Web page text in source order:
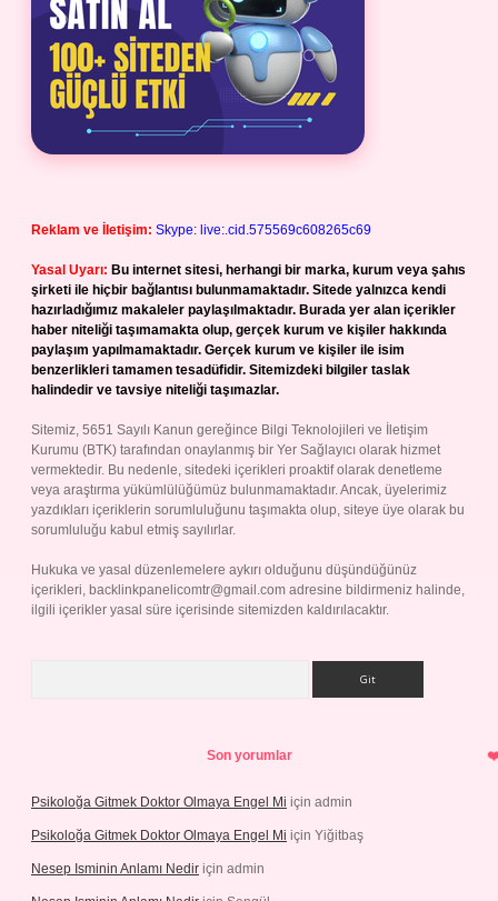
Reklam ve İletişim: Skype: live:.cid.575569c608265c69
Yasal Uyarı: Bu internet sitesi, herhangi bir marka, kurum veya şahıs
şirketi ile hiçbir bağlantısı bulunmamaktadır. Sitede yalnızca kendi
hazırladığımız makaleler paylaşılmaktadır. Burada yer alan içerikler
haber niteliği taşımamakta olup, gerçek kurum ve kişiler hakkında
paylaşım yapılmamaktadır. Gerçek kurum ve kişiler ile isim
benzerlikleri tamamen tesadüfidir. Sitemizdeki bilgiler taslak
halindedir ve tavsiye niteliği taşımazlar.
Sitemiz, 5651 Sayılı Kanun gereğince Bilgi Teknolojileri ve İletişim
Kurumu (BTK) tarafından onaylanmış bir Yer Sağlayıcı olarak hizmet
vermektedir. Bu nedenle, sitedeki içerikleri proaktif olarak denetleme
veya araştırma yükümlülüğümüz bulunmamaktadır. Ancak, üyelerimiz
yazdıkları içeriklerin sorumluluğunu taşımakta olup, siteye üye olarak bu
sorumluluğu kabul etmiş sayılırlar.
Hukuka ve yasal düzenlemelere aykırı olduğunu düşündüğünüz
içerikleri, backlinkpanelicomtr@gmail.com adresine bildirmeniz halinde,
ilgili içerikler yasal süre içerisinde sitemizden kaldırılacaktır.
Son yorumlar
Psikoloğa Gitmek Doktor Olmaya Engel Mi için admin
Psikoloğa Gitmek Doktor Olmaya Engel Mi için Yiğitbaş
Nesep Isminin Anlamı Nedir için admin